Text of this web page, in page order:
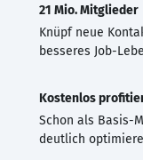
21 Mio. Mitglieder
Knüpf neue
besseres Job-
Kostenlos
Schon als Basis-
deutlich